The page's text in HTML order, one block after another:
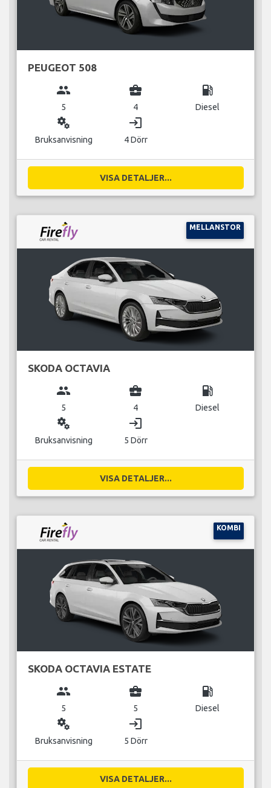
PEUGEOT 508
group
5
business_center
4
local_gas_station
Diesel
miscellaneous_services
Bruksanvisning
login
4 Dörr
VISA DETALJER...
MELLANSTOR
SKODA OCTAVIA
group
5
business_center
4
local_gas_station
Diesel
miscellaneous_services
Bruksanvisning
login
5 Dörr
VISA DETALJER...
KOMBI
SKODA OCTAVIA ESTATE
group
5
business_center
5
local_gas_station
Diesel
miscellaneous_services
Bruksanvisning
login
5 Dörr
VISA DETALJER...